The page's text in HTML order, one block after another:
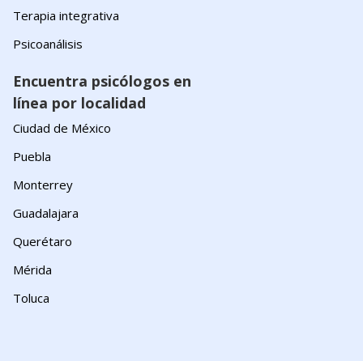
Terapia integrativa
Psicoanálisis
Encuentra psicólogos en
línea por localidad
Ciudad de México
Puebla
Monterrey
Guadalajara
Querétaro
Mérida
Toluca